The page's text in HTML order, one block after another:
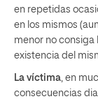
en repetidas
en los mismos
menor no consiga
existencia del
La víctima, en
consecuencias